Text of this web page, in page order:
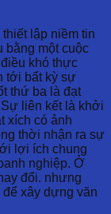
lập niềm tin
bằng một cuộc
khó thực
tới bất kỳ sự
thứ ba là đạt
liên kết là khởi
xích có ảnh
thời nhận ra sự
lợi ích chung
nghiệp. Ở
đổi. nhưng
xây dựng văn